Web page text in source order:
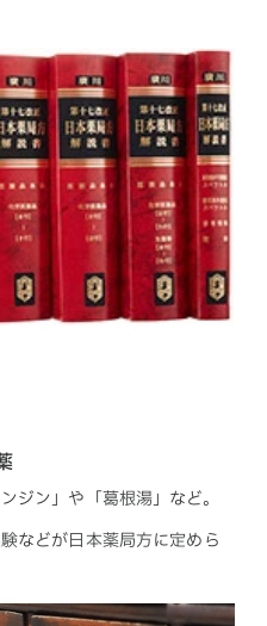
ジン」や「葛根湯」など。
などが日本薬局方に定めら